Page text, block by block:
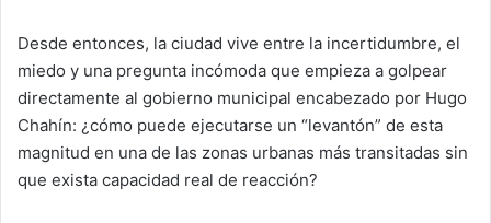
Desde entonces, la ciudad vive entre la incertidumbre, el
miedo y una pregunta incómoda que empieza a golpear
directamente al gobierno municipal encabezado por Hugo
Chahín: ¿cómo puede ejecutarse un “levantón” de esta
magnitud en una de las zonas urbanas más transitadas sin
que exista capacidad real de reacción?